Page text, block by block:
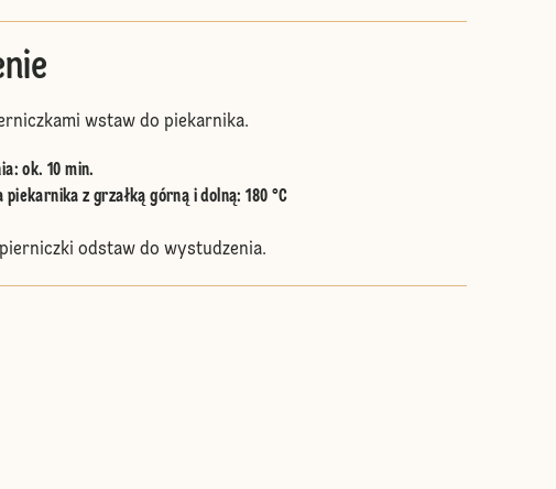
wstaw do piekarnika.
ok. 10 min.
piekarnika z grzałką górną i dolną: 180 °C
odstaw do wystudzenia.